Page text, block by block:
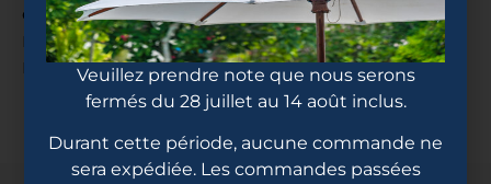
Circonférence de la poignée: 4.25 po
Épaisseur: 16.5 mm
Housse pour la raquette incluse
Veuillez prendre note que nous serons
fermés du 28 juillet au 14 août inclus.
Durant cette période, aucune commande ne
sera expédiée. Les commandes passées